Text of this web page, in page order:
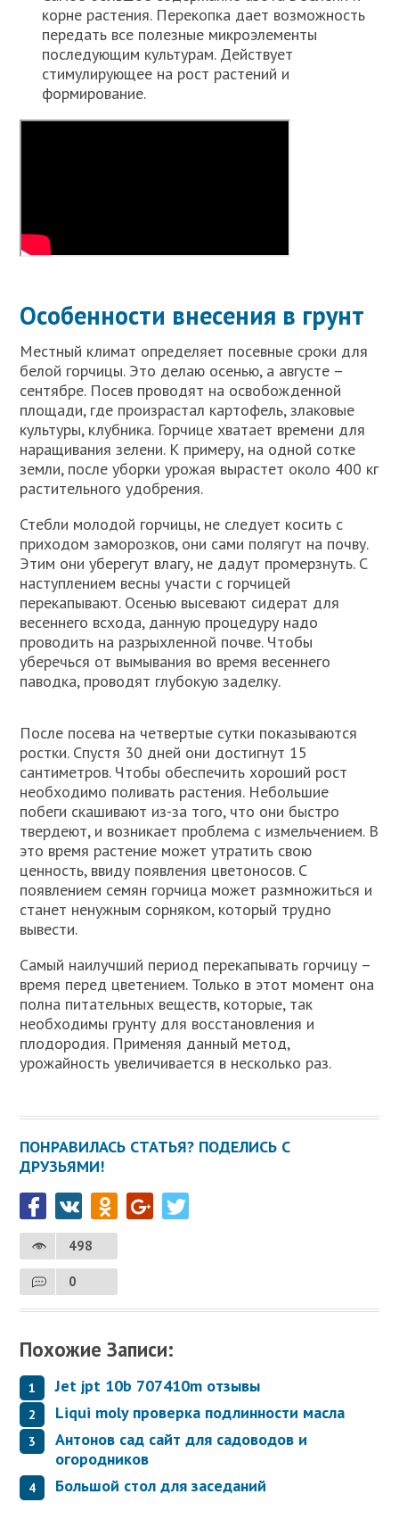
корне растения. Перекопка дает возможность
передать все полезные микроэлементы
последующим культурам. Действует
стимулирующее на рост растений и
формирование.
Особенности внесения в грунт
Местный климат определяет посевные сроки для
белой горчицы. Это делаю осенью, а августе –
сентябре. Посев проводят на освобожденной
площади, где произрастал картофель, злаковые
культуры, клубника. Горчице хватает времени для
наращивания зелени. К примеру, на одной сотке
земли, после уборки урожая вырастет около 400 кг
растительного удобрения.
Стебли молодой горчицы, не следует косить с
приходом заморозков, они сами полягут на почву.
Этим они уберегут влагу, не дадут промерзнуть. С
наступлением весны участи с горчицей
перекапывают. Осенью высевают сидерат для
весеннего всхода, данную процедуру надо
проводить на разрыхленной почве. Чтобы
уберечься от вымывания во время весеннего
паводка, проводят глубокую заделку.
После посева на четвертые сутки показываются
ростки. Спустя 30 дней они достигнут 15
сантиметров. Чтобы обеспечить хороший рост
необходимо поливать растения. Небольшие
побеги скашивают из-за того, что они быстро
твердеют, и возникает проблема с измельчением. В
это время растение может утратить свою
ценность, ввиду появления цветоносов. С
появлением семян горчица может размножиться и
станет ненужным сорняком, который трудно
вывести.
Самый наилучший период перекапывать горчицу –
время перед цветением. Только в этот момент она
полна питательных веществ, которые, так
необходимы грунту для восстановления и
плодородия. Применяя данный метод,
урожайность увеличивается в несколько раз.
ПОНРАВИЛАСЬ СТАТЬЯ? ПОДЕЛИСЬ С
ДРУЗЬЯМИ!
498
0
Похожие Записи:
Jet jpt 10b 707410m отзывы
Liqui moly проверка подлинности масла
Антонов сад сайт для садоводов и
огородников
Большой стол для заседаний